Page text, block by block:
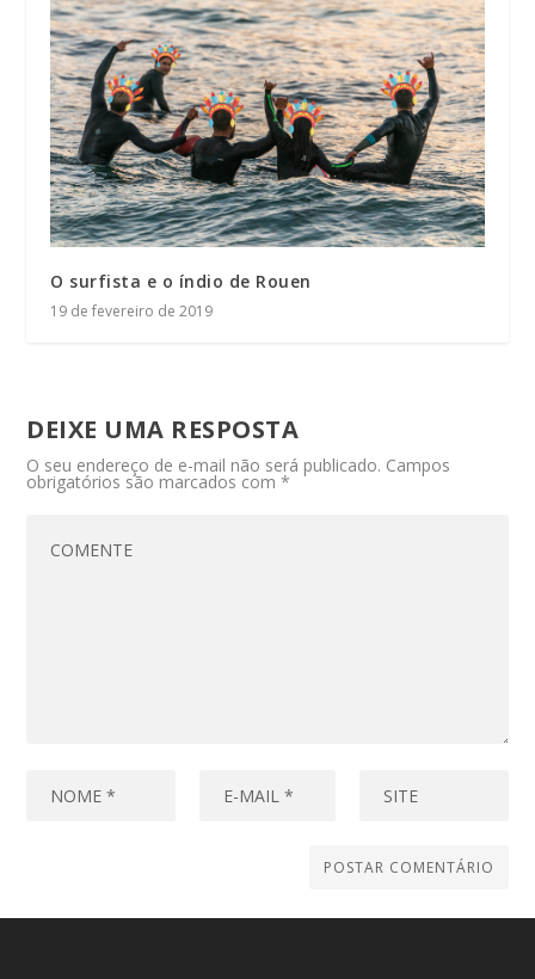
O surfista e o índio de Rouen
19 de fevereiro de 2019
DEIXE UMA RESPOSTA
O seu endereço de e-mail não será publicado. Campos
obrigatórios são marcados com*